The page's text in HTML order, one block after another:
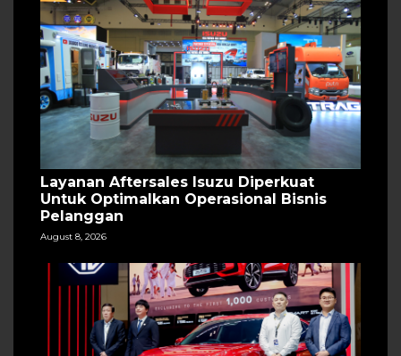
Layanan Aftersales Isuzu Diperkuat
Untuk Optimalkan Operasional Bisnis
Pelanggan
August 8, 2026